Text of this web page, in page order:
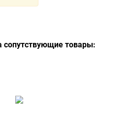
сопутствующие товары: